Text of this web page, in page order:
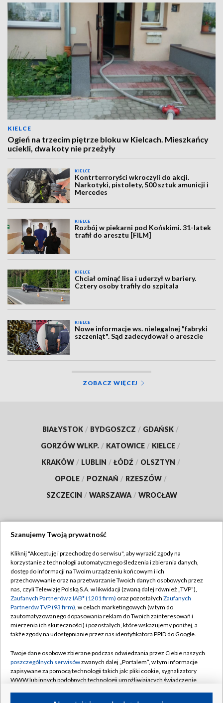
KIELCE
Ogień na trzecim piętrze bloku w Kielcach. Mieszkańcy
uciekli, dwa koty nie przeżyły
KIELCE
Kontrterroryści wkroczyli do akcji.
Narkotyki, pistolety, 500 sztuk amunicji i
Mercedes
KIELCE
Rozbój w piekarni pod Końskimi. 31-latek
trafił do aresztu [FILM]
KIELCE
Chciał ominąć lisa i uderzył w bariery.
Cztery osoby trafiły do szpitala
KIELCE
Nowe informacje ws. nielegalnej "fabryki
szczeniąt". Sąd zadecydował o areszcie
ZOBACZ WIĘCEJ
BIAŁYSTOK / BYDGOSZCZ / GDAŃSK /
GORZÓW WLKP. / KATOWICE / KIELCE /
KRAKÓW / LUBLIN / ŁÓDŹ / OLSZTYN /
OPOLE / POZNAŃ / RZESZÓW /
SZCZECIN / WARSZAWA / WROCŁAW
TVP
Abonament TVP
Emisja w TVP
Centrum informacji TVP
Naziemna Telewizja Cyfrowa
Rada Programowa
System NOS
Informacje o nadawcy
Regulamin TVP
Polityka prywatności
Moje zgody
Pomoc
Kontakt
Kanały
Szanujemy Twoją prywatność
Kliknij "Akceptuję i przechodzę do serwisu", aby wyrazić zgody na
korzystanie z technologii automatycznego śledzenia i zbierania danych,
dostęp do informacji na Twoim urządzeniu końcowym i ich
przechowywanie oraz na przetwarzanie Twoich danych osobowych przez
nas, czyli Telewizję Polską S.A. w likwidacji (zwaną dalej również „TVP”),
Zaufanych Partnerów z IAB* (1201 firm) oraz pozostałych Zaufanych
Partnerów TVP (93 firm), w celach marketingowych (w tym do
zautomatyzowanego dopasowania reklam do Twoich zainteresowań i
mierzenia ich skuteczności) i pozostałych, które wskazujemy poniżej, a
także zgody na udostępnianie przez nas identyfikatora PPID do Google.
Twoje dane osobowe zbierane podczas odwiedzania przez Ciebie naszych
poszczególnych serwisówzwanych dalej „Portalem”, w tym informacje
zapisywane za pomocą technologii takich jak: pliki cookie, sygnalizatory
WWW lub innych podobnych technologii umożliwiających świadczenie